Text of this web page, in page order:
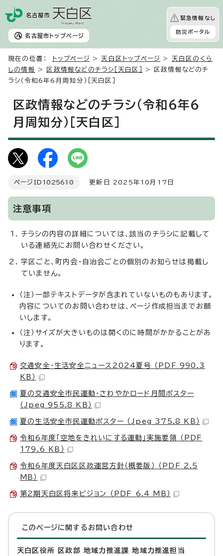
名古屋市 トップページ
緊急情報なし
防災ポータル
現在の位置： トップページ >天白区トップページ > 天白区のくら
しの情報
> 区政情報などのチラシ［天白区］
> 区政情報などのチ
ラシ（令和6年6月周知分）［天白区］
区政情報などのチラシ（令和6年6
月周知分）［天白区］
ページID 1025610 更新日 2025年10月17日
注意事項
チラシの内容の詳細については、該当のチラシに記載して
いる連絡先にお問い合わせください。
学区ごと、町内会・自治会ごとの個別のお知らせは掲載し
ていません。
（注）一部テキストデータが含まれていないものもあります。
内容についてのお問い合わせは、ページ作成担当までお願
いします。
（注）サイズが大きいものは開くのに時間がかかることがあ
ります。
交通安全・生活安全ニュース2024夏号 （PDF 990.3
KB）
夏の交通安全市民運動・さわやかロード月間ポスター
（Jpeg 955.8 KB）
夏の生活安全市民運動ポスター （Jpeg 375.8 KB）
令和6年度「空地をきれいにする運動」実施要領 （PDF
179.6 KB）
令和6年度天白区区政運営方針（概要版） （PDF 2.5
MB）
第2期天白区将来ビジョン （PDF 6.4 MB）
このページに関する お問い合わせ
天白区役所 区政部 地域力推進課 地域力推進担当